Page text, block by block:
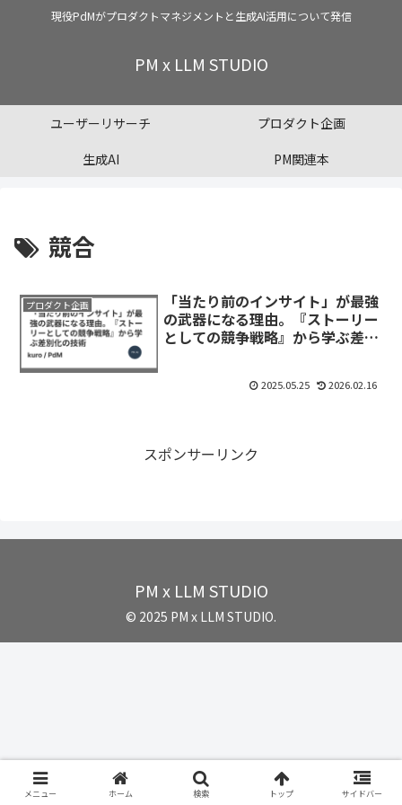
現役PdMがプロダクトマネジメントと生成AI活用について発信
PM x LLM STUDIO
ユーザーリサーチ
プロダクト企画
生成AI
PM関連本
競合
プロダクト企画
「当たり前のインサイト」が最強
の武器になる理由。『ストーリー
としての競争戦略』から学ぶ差別
2025.05.25 2026.02.16
スポンサーリンク
PM x LLM STUDIO
© 2025 PM x LLM STUDIO.
メニュー ホーム 検索 トップ サイドバー